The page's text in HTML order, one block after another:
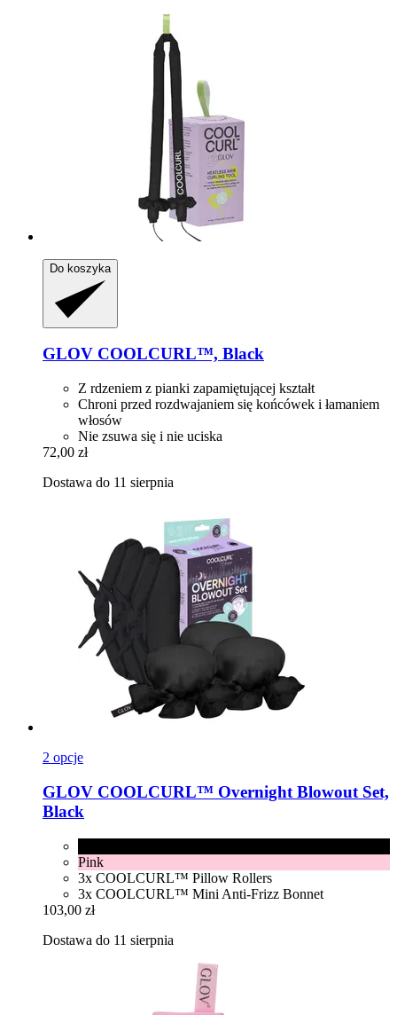
Do koszyka
GLOV COOLCURL™, Black
Z rdzeniem z pianki zapamiętującej kształt
Chroni przed rozdwajaniem się końcówek i łamaniem
włosów
Nie zsuwa się i nie uciska
72,00 zł
Dostawa do 11 sierpnia
2 opcje
GLOV COOLCURL™ Overnight Blowout Set,
Black
Pink
3x COOLCURL™ Pillow Rollers
3x COOLCURL™ Mini Anti-Frizz Bonnet
103,00 zł
Dostawa do 11 sierpnia